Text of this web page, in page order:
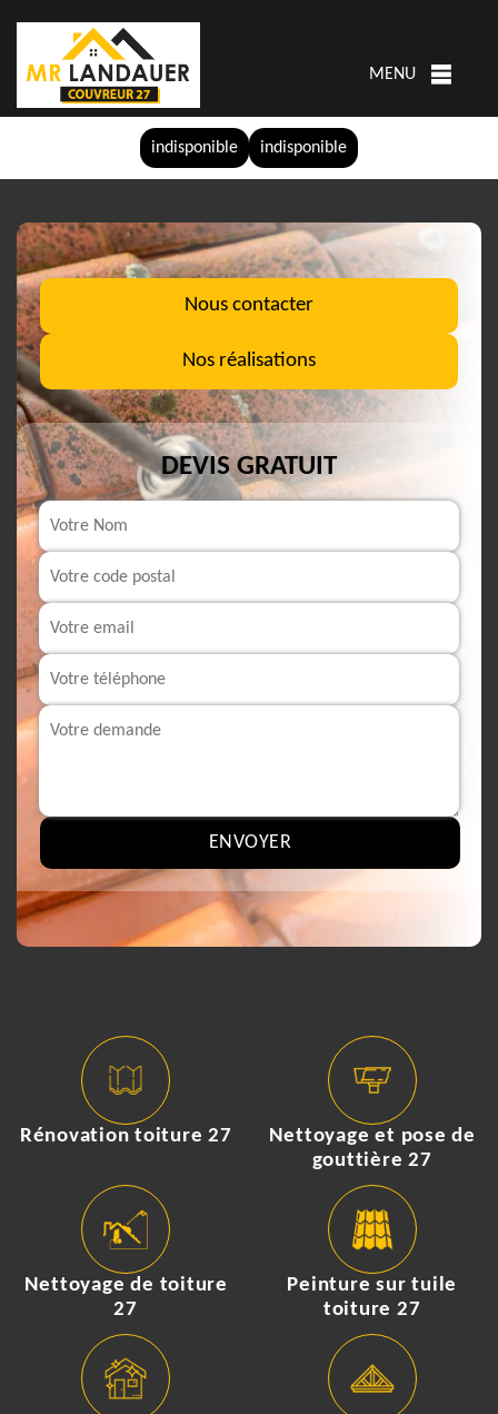
indisponible indisponible
MENU
Nous contacter
Nos réalisations
DEVIS GRATUIT
Rénovation toiture 27
Nettoyage et pose de
gouttière 27
Nettoyage de toiture
27
Peinture sur tuile
toiture 27